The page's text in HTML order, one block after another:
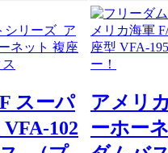
スーパ
102
アメリ
ーホー